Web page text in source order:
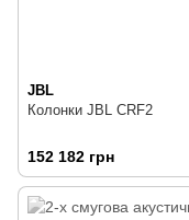
JBL
Колонки JBL CRF2
152 182 грн